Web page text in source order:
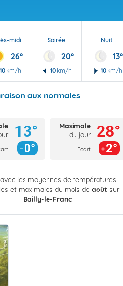
midi
26°
10 km/h
Soirée
20°
10 km/h
Nuit
13°
10 km/h
aux normales
13°
0°
Maximale
du jour
Ecart
28°
2°
les moyennes de températures
et maximales du mois de août sur
Bailly-le-Franc